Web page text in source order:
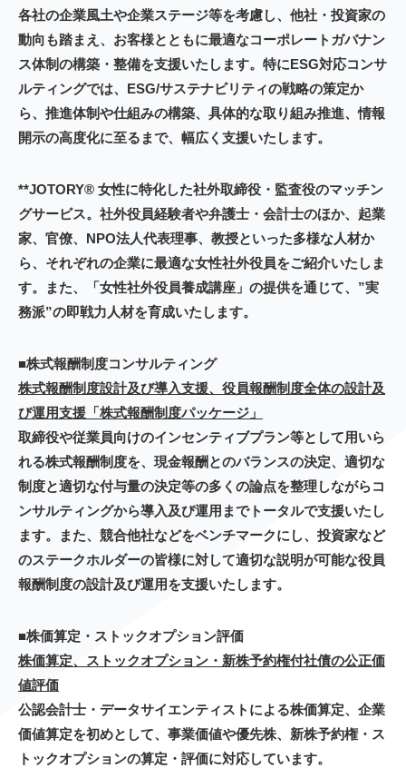
各社の企業風土や企業ステージ等を考慮し、他社・投資家の
動向も踏まえ、お客様とともに最適なコーポレートガバナン
ス体制の構築・整備を支援いたします。特にESG対応コンサ
ルティングでは、ESG/サステナビリティの戦略の策定か
ら、推進体制や仕組みの構築、具体的な取り組み推進、情報
開示の高度化に至るまで、幅広く支援いたします。
**JOTORY® 女性に特化した社外取締役・監査役のマッチン
グサービス。社外役員経験者や弁護士・会計士のほか、起業
家、官僚、NPO法人代表理事、教授といった多様な人材か
ら、それぞれの企業に最適な女性社外役員をご紹介いたしま
す。また、「女性社外役員養成講座」の提供を通じて、”実
務派”の即戦力人材を育成いたします。
■株式報酬制度コンサルティング
株式報酬制度設計及び導入支援、役員報酬制度全体の設計及
び運用支援「株式報酬制度パッケージ」
取締役や従業員向けのインセンティブプラン等として用いら
れる株式報酬制度を、現金報酬とのバランスの決定、適切な
制度と適切な付与量の決定等の多くの論点を整理しながらコ
ンサルティングから導入及び運用までトータルで支援いたし
ます。また、競合他社などをベンチマークにし、投資家など
のステークホルダーの皆様に対して適切な説明が可能な役員
報酬制度の設計及び運用を支援いたします。
■株価算定・ストックオプション評価
株価算定、ストックオプション・新株予約権付社債の公正価
値評価
公認会計士・データサイエンティストによる株価算定、企業
価値算定を初めとして、事業価値や優先株、新株予約権・ス
トックオプションの算定・評価に対応しています。